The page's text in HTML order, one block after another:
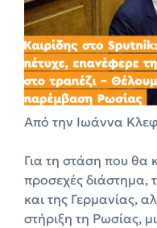
Από την Ιωάννα
Για τη στάση που θα
προσεχές διάστημα,
και της Γερμανίας,
στήριξη τη Ρωσίας,